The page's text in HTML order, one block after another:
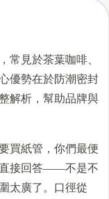
常見於茶葉咖啡、
優勢在於防潮密封
解析，幫助品牌與
買紙管 ，你們最便
直接回答——不是不
太廣了。 口徑從